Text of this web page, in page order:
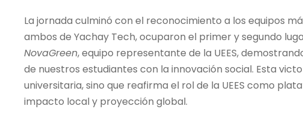
La jornada culminó con el reconocimiento a los equipos
ambos de Yachay Tech, ocuparon el primer y segundo
NovaGreen, equipo representante de la UEES,
de nuestros estudiantes con la innovación social. Esta
universitaria, sino que reafirma el rol de la UEES como
impacto local y proyección global.